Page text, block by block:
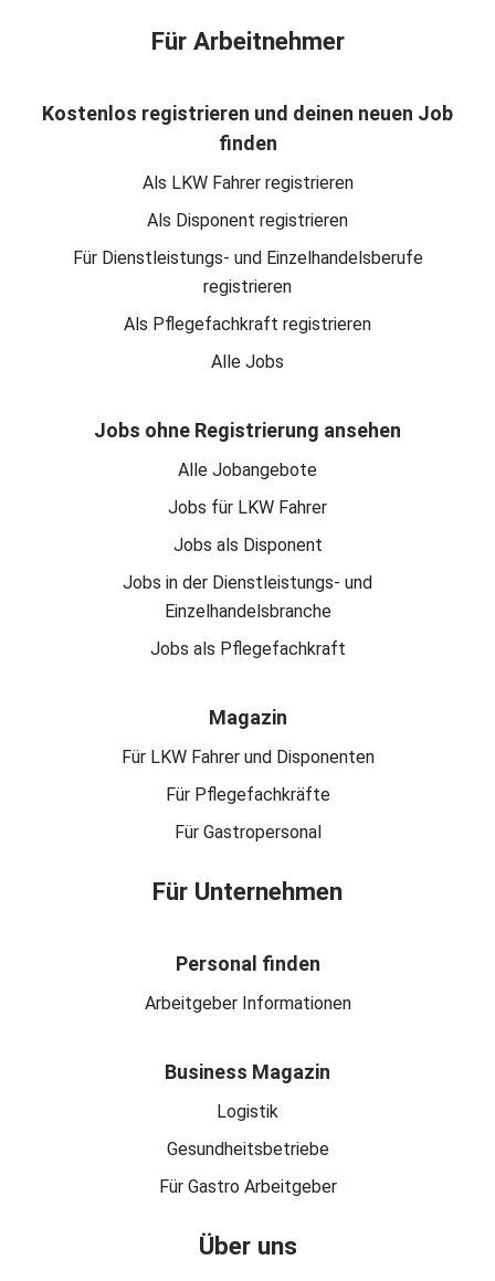
Für Arbeitnehmer
Kostenlos registrieren und deinen neuen Job
finden
Als LKW Fahrer registrieren
Als Disponent registrieren
Für Dienstleistungs- und Einzelhandelsberufe
registrieren
Als Pflegefachkraft registrieren
Alle Jobs
Jobs ohne Registrierung ansehen
Alle Jobangebote
Jobs für LKW Fahrer
Jobs als Disponent
Jobs in der Dienstleistungs- und
Einzelhandelsbranche
Jobs als Pflegefachkraft
Magazin
Für LKW Fahrer und Disponenten
Für Pflegefachkräfte
Für Gastropersonal
Für Unternehmen
Personal finden
Arbeitgeber Informationen
Business Magazin
Logistik
Gesundheitsbetriebe
Für Gastro Arbeitgeber
Über uns